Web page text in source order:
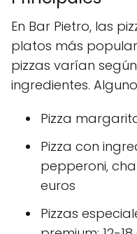
En Bar Pietro, las
platos más
pizzas varían
ingredientes.
Pizza
Pizza con
pepperoni,
euros
Pizzas